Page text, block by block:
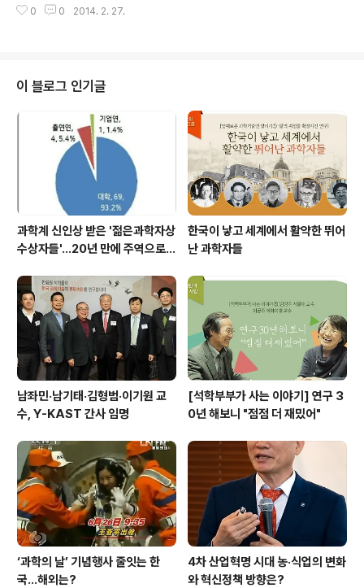
“고향에 온 느낌”이라며 간담회 참석자들에게 인사를 전했
한림원발전자문위원회 발족식을 개최했다. 이날 발족식에
장이 부위원장으로 선임되었다. 또한 박성욱 SK 하이닉스
사장, 박원호 (주)디아이 회장, 배중호 (주)국순당 사장, 윤
윤수 (주)휠라코리아 회장, 이종욱 대웅제약 사장을 비롯한
34명의 한림원 회원 및 산업계 인사들이 위원으로 위촉되
0 0 2014. 2. 27.
이 블로그 인기글
과학계 신인상 받은 '젊은과학자상
수상자들'…20년 만에 주역으로
한국이 낳고 세계에서 활약한 뛰어
난 과학자들
남좌민·남기태·김형범·이기원 교
수, Y-KAST 간사 임명
[석학부부가 사는 이야기] 연구 3
0년 해보니 "점점 더 재밌어"
‘과학의 날’ 기념행사 줄잇는 한
국…해외는?
4차 산업혁명 시대 농·식업의 변화
와 혁신정책 방향은?